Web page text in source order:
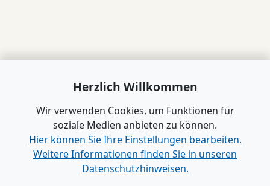
Herzlich Willkommen
Wir verwenden Cookies, um Funktionen für
soziale Medien anbieten zu können.
Hier können Sie Ihre Einstellungen bearbeiten.
Weitere Informationen finden Sie in unseren
Datenschutzhinweisen.